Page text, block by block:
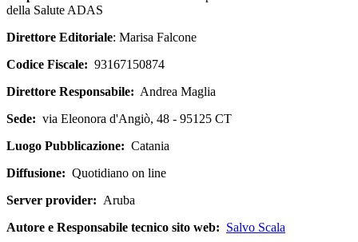
della Salute ADAS
Direttore Editoriale: Marisa Falcone
Codice Fiscale: 93167150874
Direttore Responsabile: Andrea Maglia
Sede: via Eleonora d'Angiò, 48 - 95125 CT
Luogo Pubblicazione: Catania
Diffusione: Quotidiano on line
Server provider: Aruba
Autore e Responsabile tecnico sito web: Salvo Scala